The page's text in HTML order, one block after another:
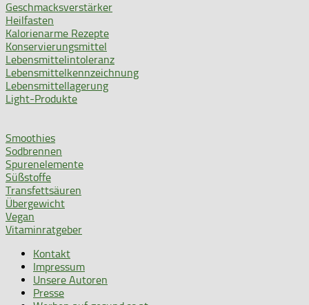
Geschmacksverstärker
Heilfasten
Kalorienarme Rezepte
Konservierungsmittel
Lebensmittelintoleranz
Lebensmittelkennzeichnung
Lebensmittellagerung
Light-Produkte
Smoothies
Sodbrennen
Spurenelemente
Süßstoffe
Transfettsäuren
Übergewicht
Vegan
Vitaminratgeber
Kontakt
Impressum
Unsere Autoren
Presse